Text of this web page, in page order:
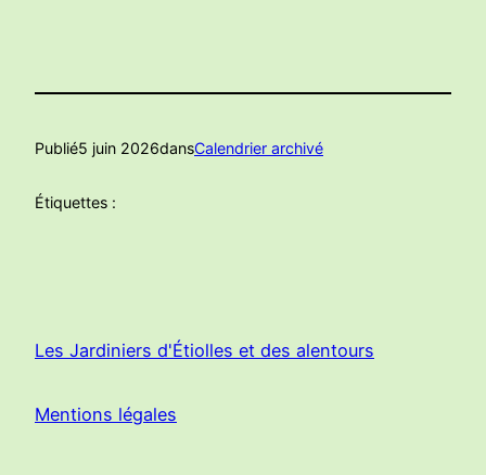
Publié5 juin 2026dansCalendrier archivé
Étiquettes :
Les Jardiniers d'Étiolles et des alentours
Mentions légales